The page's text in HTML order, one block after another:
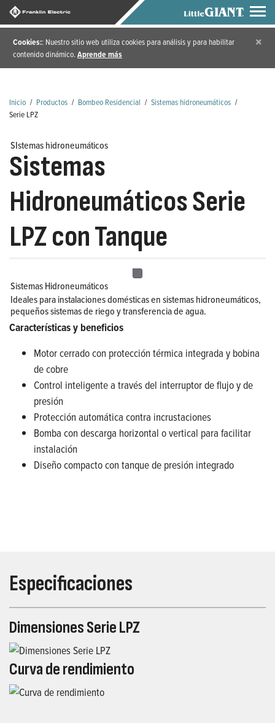
Cookies:: Nuestro sitio web utiliza cookies para análisis y para habilitar
contenido dinámico.Aprende más
×
Inicio / Productos / Bombeo Residencial / Sistemas hidroneumáticos /
Serie LPZ
SIstemas hidroneumáticos
Sistemas
Hidroneumáticos Serie
LPZ con Tanque
Sistemas Hidroneumáticos
Ideales para instalaciones domésticas en sistemas hidroneumáticos,
pequeños sistemas de riego y transferencia de agua.
Características y beneficios
Motor cerrado con protección térmica integrada y bobina
de cobre
Control inteligente a través del interruptor de flujo y de
presión
Protección automática contra incrustaciones
Bomba con descarga horizontal o vertical para facilitar
instalación
Diseño compacto con tanque de presión integrado
Especificaciones
Dimensiones Serie LPZ
Curva de rendimiento